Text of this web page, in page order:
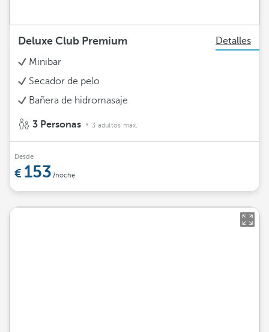
Deluxe Club Premium
Detalles
Minibar
Secador de pelo
Bañera de hidromasaje
3 Personas 3 adultos máx.
Desde
153 /noche